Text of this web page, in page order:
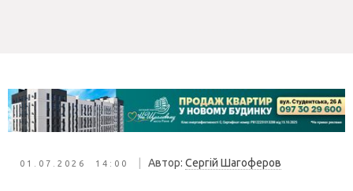
01.07.2026 14:00 Автор: Сергій Шагоферов